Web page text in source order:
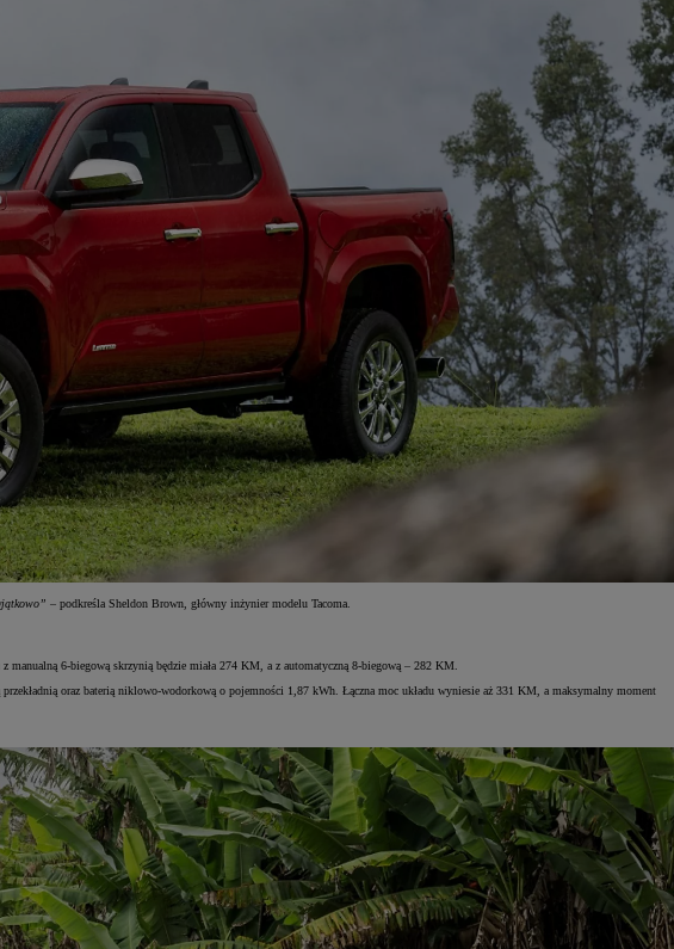
– podkreśla Sheldon Brown, główny inżynier modelu Tacoma.
6-biegową skrzynią będzie miała 274 KM, a z automatyczną 8-biegową – 282 KM.
oraz baterią niklowo-wodorkową o pojemności 1,87 kWh. Łączna moc układu wyniesie aż 331 KM, a maksymalny moment